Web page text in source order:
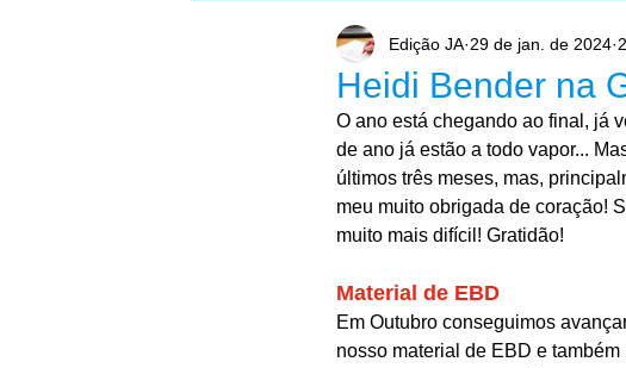
Teologia & Prática A Igreja e a Lei Artigos,
Heidi Bender na
Edição JA 29 de jan. de 2024
O ano está chegando ao final, já
de ano já estão a todo vapor...
últimos três meses, mas,
meu muito obrigada de coração!
muito mais difícil! Gratidão!
Material de EBD
Em Outubro conseguimos
nosso material de EBD e também